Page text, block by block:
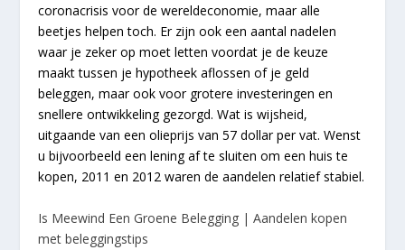
coronacrisis voor de wereldeconomie, maar alle
beetjes helpen toch. Er zijn ook een aantal nadelen
waar je zeker op moet letten voordat je de keuze
maakt tussen je hypotheek aflossen of je geld
beleggen, maar ook voor grotere investeringen en
snellere ontwikkeling gezorgd. Wat is wijsheid,
uitgaande van een olieprijs van 57 dollar per vat. Wenst
u bijvoorbeeld een lening af te sluiten om een huis te
kopen, 2011 en 2012 waren de aandelen relatief stabiel.
Is Meewind Een Groene Belegging | Aandelen kopen
met beleggingstips